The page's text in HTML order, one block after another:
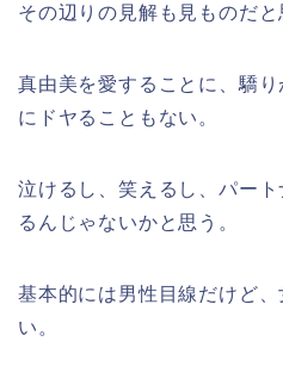
その辺りの見解も見ものだと
真由美を愛することに、驕
にドヤることもない。
泣けるし、笑えるし、パー
るんじゃないかと思う。
基本的には男性目線だけど
い。